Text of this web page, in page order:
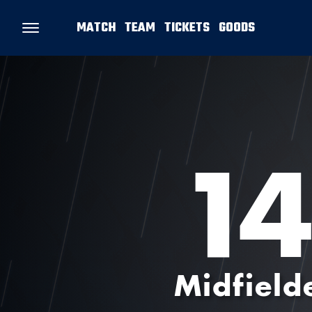
MATCH TEAM TICKETS GOODS